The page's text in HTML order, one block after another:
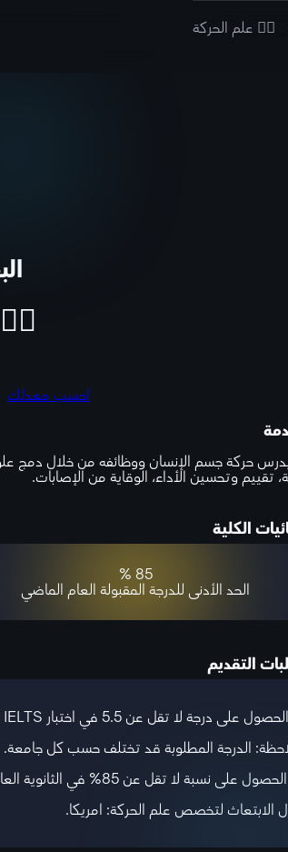
🏃‍♂️ علم الحركة
احسب معدلك
حركة جسم الإنسان ووظائفه من خلال دمج
تقييم وتحسين الأداء، الوقاية من الإصابات.
الكلية
85 %
الحد الأدنى للدرجة المقبولة العام الماضي
التقديم
الدرجة المطلوبة قد تختلف حسب كل جامعة.
الابتعاث لتخصص علم الحركة: امريكا.